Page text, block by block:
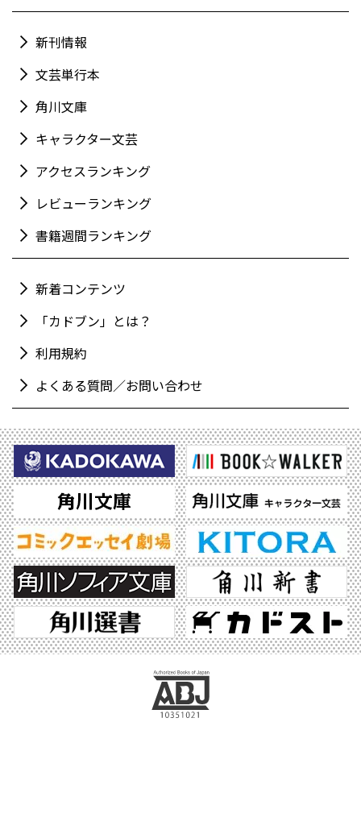
新刊情報
文芸単行本
角川文庫
キャラクター文芸
アクセスランキング
レビューランキング
書籍週間ランキング
新着コンテンツ
「カドブン」とは？
利用規約
よくある質問／お問い合わせ